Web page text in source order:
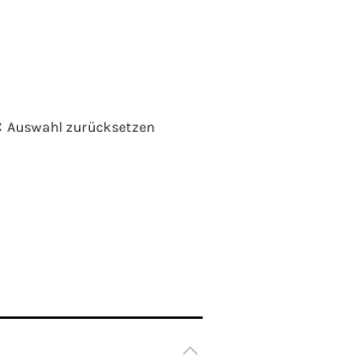
Auswahl zurücksetzen